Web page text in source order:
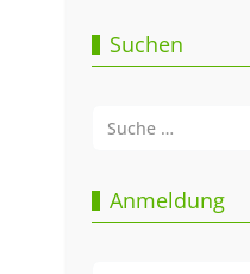
Suchen
Anmeldung